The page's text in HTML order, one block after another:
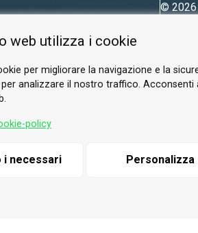
© 2026
web utilizza i cookie
per migliorare la navigazione e la
analizzare il nostro traffico.
policy
i necessari Personalizza